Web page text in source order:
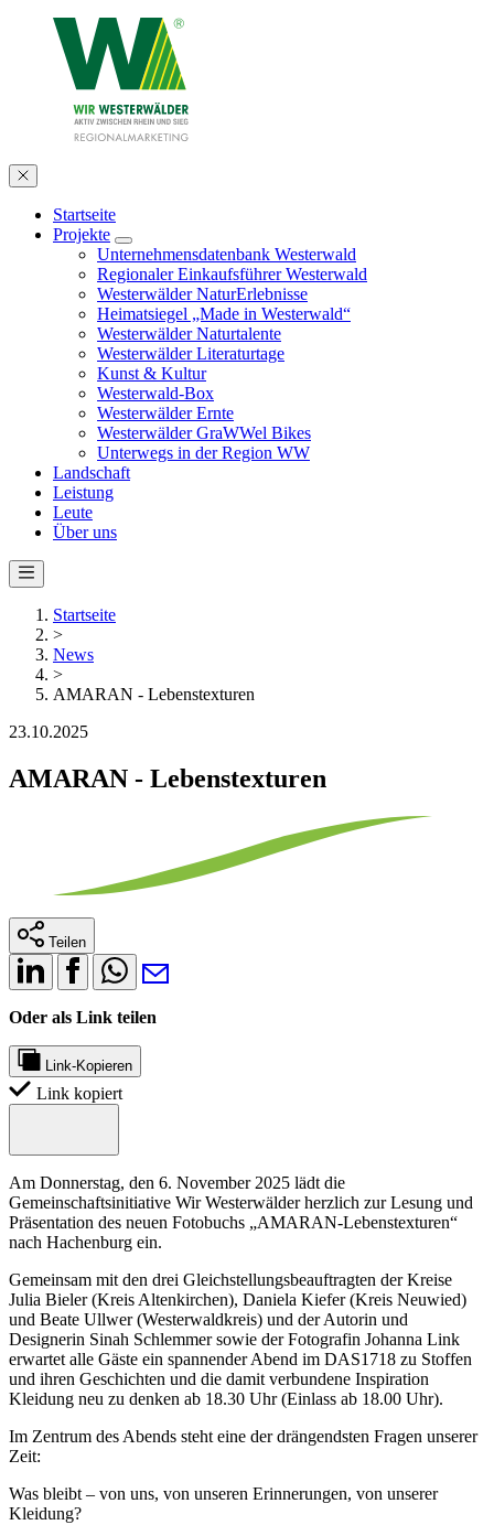
Startseite
Projekte
Unternehmensdatenbank Westerwald
Regionaler Einkaufsführer Westerwald
Westerwälder NaturErlebnisse
Heimatsiegel „Made in Westerwald“
Westerwälder Naturtalente
Westerwälder Literaturtage
Kunst & Kultur
Westerwald-Box
Westerwälder Ernte
Westerwälder GraWWel Bikes
Unterwegs in der Region WW
Landschaft
Leistung
Leute
Über uns
Startseite
>
News
>
AMARAN - Lebenstexturen
23.10.2025
AMARAN - Lebenstexturen
Teilen
Oder als Link teilen
Link-Kopieren
Link kopiert
Am Donnerstag, den 6. November 2025 lädt die
Gemeinschaftsinitiative Wir Westerwälder herzlich zur Lesung und
Präsentation des neuen Fotobuchs „AMARAN-Lebenstexturen“
nach Hachenburg ein.
Gemeinsam mit den drei Gleichstellungsbeauftragten der Kreise
Julia Bieler (Kreis Altenkirchen), Daniela Kiefer (Kreis Neuwied)
und Beate Ullwer (Westerwaldkreis) und der Autorin und
Designerin Sinah Schlemmer sowie der Fotografin Johanna Link
erwartet alle Gäste ein spannender Abend im DAS1718 zu Stoffen
und ihren Geschichten und die damit verbundene Inspiration
Kleidung neu zu denken ab 18.30 Uhr (Einlass ab 18.00 Uhr).
Im Zentrum des Abends steht eine der drängendsten Fragen unserer
Zeit:
Was bleibt – von uns, von unseren Erinnerungen, von unserer
Kleidung?